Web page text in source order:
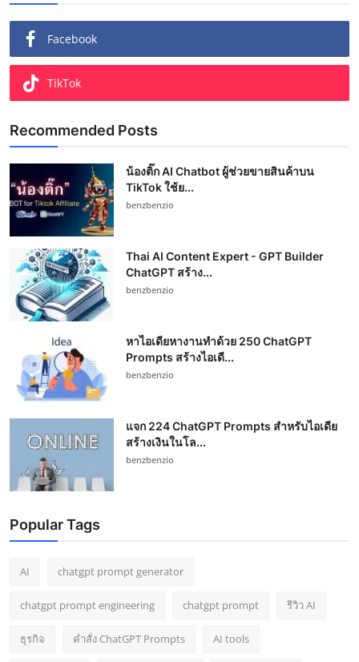
Facebook
TikTok
Recommended Posts
น้องติ๊ก AI Chatbot ผู้ช่วยขายสินค้าบน
TikTok ใช้ย...
benzbenzio
Thai AI Content Expert - GPT Builder
ChatGPT สร้าง...
benzbenzio
หาไอเดียหางานทำด้วย 250 ChatGPT
Prompts สร้างไอเดี...
benzbenzio
แจก 224 ChatGPT Prompts สำหรับไอเดีย
สร้างเงินในโล...
benzbenzio
Popular Tags
AI chatgpt prompt generator
chatgpt prompt engineering chatgpt prompt รีวิว AI
ธุรกิจ คำสั่ง ChatGPT Prompts AI tools